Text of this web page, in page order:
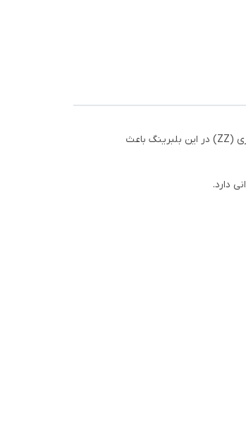
بلبرینگ 6001 ZZ KG از سری بلبرینگ‌های شیار عمیق و کوچک است که توسط برند اقتصادی و پرمصرف KG Bearings تولید می‌شود. وجود دو شیلد فلزی (ZZ) در این بلبرینگ باعث
دارد.